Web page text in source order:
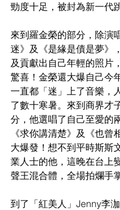
勁度十足，被封為新一代
來到羅金榮的部分，除演
迷》及《是緣是債是夢》
及貢獻出自己年輕的照片
驚喜！金榮還大爆自己今
一直都「迷」上了音樂，
了數十寒暑。來到商界才
分，他選唱了自己至愛的
《求你講清楚》及《也曾
大爆發！想不到平時斯斯
業人士的他，這晚在台上
聲王混合體，全場拍爛手掌
到了「紅美人」Jenny李